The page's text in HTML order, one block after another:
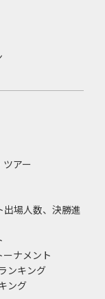
アー
出場人数、決勝進
ナメント
ンキング
ング